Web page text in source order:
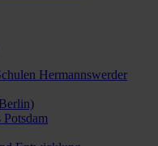
Hermannswerder
Potsdam